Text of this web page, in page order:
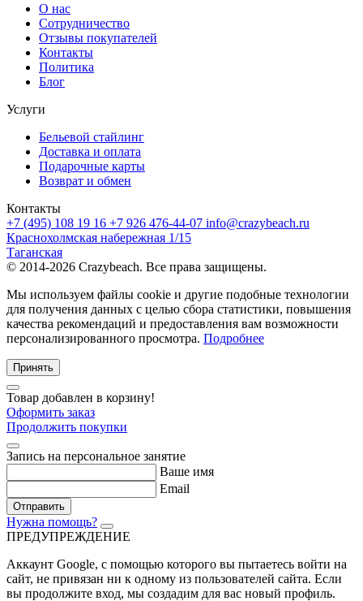
О нас
Сотрудничество
Отзывы покупателей
Контакты
Политика
Блог
Услуги
Бельевой стайлинг
Доставка и оплата
Подарочные карты
Возврат и обмен
Контакты
+7 (495) 108 19 16 +7 926 476-44-07 info@crazybeach.ru
Краснохолмская набережная 1/15
Таганская
© 2014-2026 Crazybeach. Все права защищены.
Мы используем файлы cookie и другие подобные технологии
для получения данных с целью сбора статистики, повышения
качества рекомендаций и предоставления вам возможности
персонализированного просмотра. Подробнее
Принять
Товар добавлен в корзину!
Оформить заказ
Продолжить покупки
Запись на персональное занятие
Ваше имя
Email
Отправить
Нужна помощь?
ПРЕДУПРЕЖДЕНИЕ
Аккаунт Google, с помощью которого вы пытаетесь войти на
сайт, не привязан ни к одному из пользователей сайта. Если
вы продолжите вход, мы создадим для вас новый профиль.